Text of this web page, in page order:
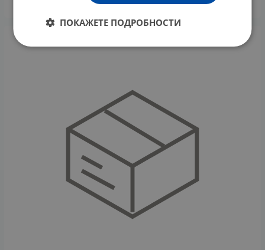
ПОКАЖЕТЕ ПОДРОБНОСТИ